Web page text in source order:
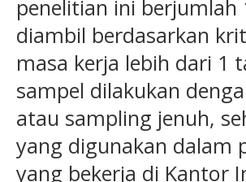
penelitian ini berjumlah
diambil berdasarkan
masa kerja lebih dari 1
sampel dilakukan
atau sampling jenuh,
yang digunakan dalam
yang bekerja di Kantor